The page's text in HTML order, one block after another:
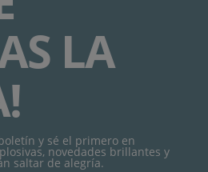
LA
y sé el primero en
novedades brillantes y
saltar de alegría.